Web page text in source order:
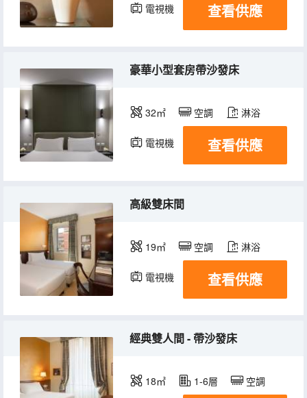
電視機 查看供應
豪華小型套房帶沙發床
32㎡ 空調 淋浴
電視機 查看供應
高級雙床間
19㎡ 空調 淋浴
電視機 查看供應
經典雙人間 - 帶沙發床
18㎡ 1-6層 空調